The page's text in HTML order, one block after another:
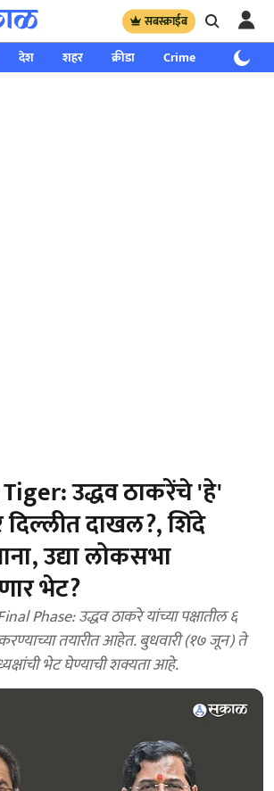
सबस्क्राईब
देश शहर क्रीडा Crime साप्ताहिक
उद्धव ठाकरेंचे 'हे'
दाखल?, शिंदे
उद्या लोकसभा
भेट?
Phase: उद्धव ठाकरे यांच्या पक्षातील ६
तयारीत आहेत. बुधवारी (१७ जून) ते
भेट घेण्याची शक्यता आहे.